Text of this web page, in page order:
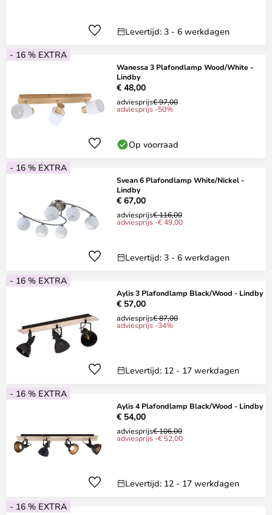
Levertijd: 3 - 6 werkdagen
- 16 % EXTRA
Wanessa 3 Plafondlamp Wood/White -
Lindby
€ 48,00
adviesprijs€ 97,00
adviesprijs -50%
Op voorraad
- 16 % EXTRA
Svean 6 Plafondlamp White/Nickel -
Lindby
€ 67,00
adviesprijs€ 116,00
adviesprijs -€ 49,00
Levertijd: 3 - 6 werkdagen
- 16 % EXTRA
Aylis 3 Plafondlamp Black/Wood - Lindby
€ 57,00
adviesprijs€ 87,00
adviesprijs -34%
Levertijd: 12 - 17 werkdagen
- 16 % EXTRA
Aylis 4 Plafondlamp Black/Wood - Lindby
€ 54,00
adviesprijs€ 106,00
adviesprijs -€ 52,00
Levertijd: 12 - 17 werkdagen
- 16 % EXTRA